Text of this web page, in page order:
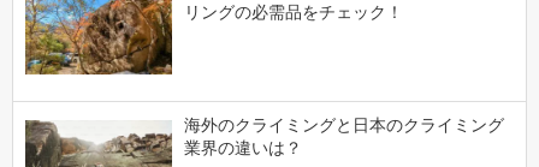
リングの必需品をチェック！
海外のクライミングと日本のクライミング
業界の違いは？